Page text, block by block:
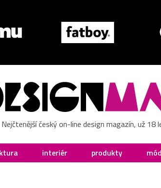
Nejčtenější český on-line design magazín, už 18
interiér produkty